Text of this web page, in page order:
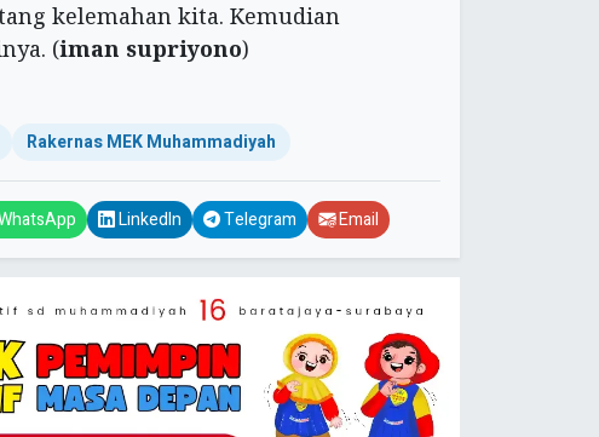
kelemahan kita. Kemudian
(iman supriyono)
Rakernas MEK Muhammadiyah
LinkedIn Telegram Email